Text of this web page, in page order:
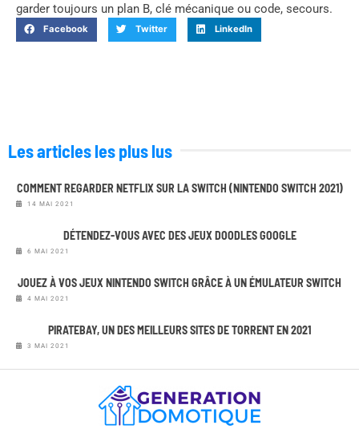
garder toujours un plan B, clé mécanique ou code, secours.
Facebook Twitter LinkedIn
Les articles les plus lus
COMMENT REGARDER NETFLIX SUR LA SWITCH (NINTENDO SWITCH 2021)
14 MAI 2021
DÉTENDEZ-VOUS AVEC DES JEUX DOODLES GOOGLE
6 MAI 2021
JOUEZ À VOS JEUX NINTENDO SWITCH GRÂCE À UN ÉMULATEUR SWITCH
4 MAI 2021
PIRATEBAY, UN DES MEILLEURS SITES DE TORRENT EN 2021
3 MAI 2021